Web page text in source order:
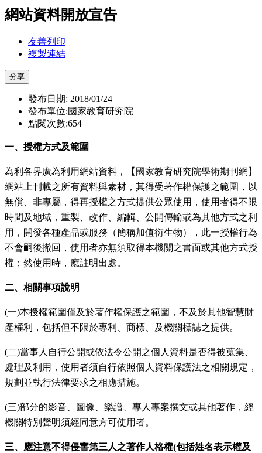
網站資料開放宣告
友善列印
複製連結
分享
發布日期: 2018/01/24
發布單位:國家教育研究院
點閱次數:654
一、授權方式及範圍
為利各界廣為利用網站資料，【國家教育研究院學術期刊網】
網站上刊載之所有資料與素材，其得受著作權保護之範圍，以
無償、非專屬，得再授權之方式提供公眾使用，使用者得不限
時間及地域，重製、改作、編輯、公開傳輸或為其他方式之利
用，開發各種產品或服務（簡稱加值衍生物），此一授權行為
不會嗣後撤回，使用者亦無須取得本機關之書面或其他方式授
權；然使用時，應註明出處。
二、相關事項說明
(一)本授權範圍僅及於著作權保護之範圍，不及於其他智慧財
產權利，包括但不限於專利、商標、及機關標誌之提供。
(二)當事人自行公開或依法令公開之個人資料是否得被蒐集、
處理及利用，使用者須自行依照個人資料保護法之相關規定，
規劃並執行法律要求之相應措施。
(三)部分的影音、圖像、樂譜、專人專案撰文或其他著作，經
機關特別聲明須經同意方可使用者。
三、應注意不得侵害第三人之著作人格權(包括姓名表示權及